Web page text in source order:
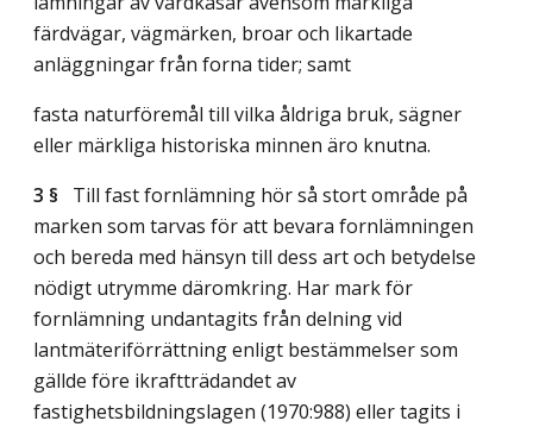
färdvägar, vägmärken, broar och likartade
anläggningar från forna tider; samt
fasta naturföremål till vilka åldriga bruk, sägner
eller märkliga historiska minnen äro knutna.
3 § Till fast fornlämning hör så stort område på
marken som tarvas för att bevara fornlämningen
och bereda med hänsyn till dess art och betydelse
nödigt utrymme däromkring. Har mark för
fornlämning undantagits från delning vid
lantmäteriförrättning enligt bestämmelser som
gällde före ikraftträdandet av
fastighetsbildningslagen (1970:988) eller tagits i